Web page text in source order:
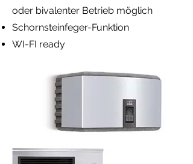
oder bivalenter Betrieb möglich
Schornsteinfeger-Funktion
WI-FI ready